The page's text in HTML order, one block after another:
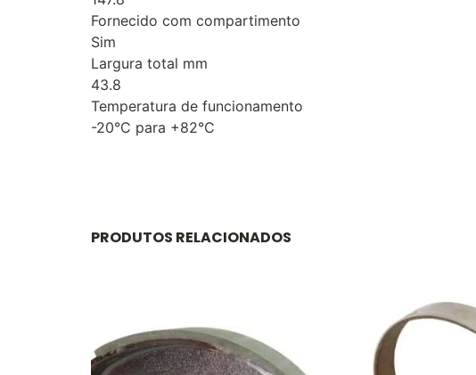
Fornecido com compartimento
Sim
Largura total mm
43.8
Temperatura de funcionamento
-20°C para +82°C
PRODUTOS RELACIONADOS